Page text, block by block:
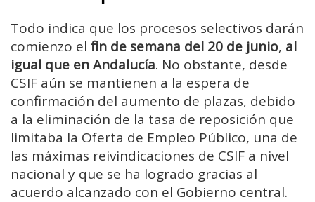
Todo indica que los procesos selectivos darán
comienzo el fin de semana del 20 de junio, al
igual que en Andalucía. No obstante, desde
CSIF aún se mantienen a la espera de
confirmación del aumento de plazas, debido
a la eliminación de la tasa de reposición que
limitaba la Oferta de Empleo Público, una de
las máximas reivindicaciones de CSIF a nivel
nacional y que se ha logrado gracias al
acuerdo alcanzado con el Gobierno central.